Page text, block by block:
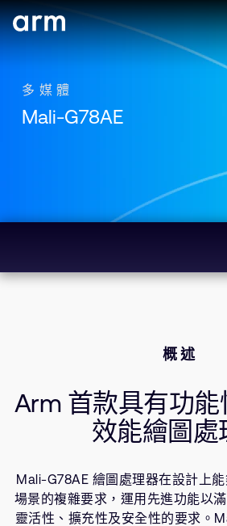
Skip to Main Content
Skip to Footer
聯絡技術支援
Flexible Access 企業版
其他事項
研究合作
通報安全漏洞
Arm 帳號
產品
多媒體
Mali-G78AE
概述
Arm 首款具有功
效能繪圖處
Mali-G78AE 繪圖處理器在設計上
場景的複雜要求，運用先進功能以
靈活性、擴充性及安全性的要求。